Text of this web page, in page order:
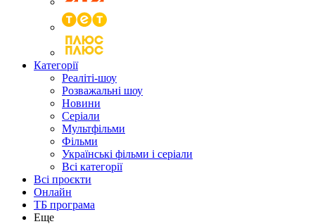
Категорії
Реаліті-шоу
Розважальні шоу
Новини
Серіали
Мультфільми
Фільми
Українські фільми і серіали
Всі категорії
Всі проєкти
Онлайн
ТБ програма
Еще